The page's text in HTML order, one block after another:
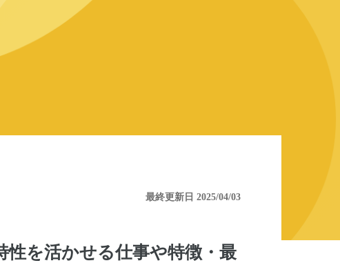
よくある質問
最終更新日 2025/04/03
を活かせる仕事や特徴・最